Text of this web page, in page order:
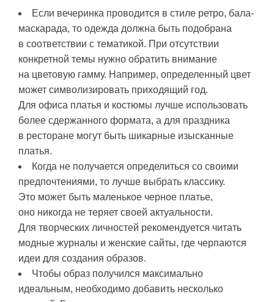
Если вечеринка проводится в стиле ретро, бала-
маскарада, то одежда должна быть подобрана
в соответствии с тематикой. При отсутствии
конкретной темы нужно обратить внимание
на цветовую гамму. Например, определенный цвет
может символизировать приходящий год.
Для офиса платья и костюмы лучше использовать
более сдержанного формата, а для праздника
в ресторане могут быть шикарные изысканные
платья.
Когда не получается определиться со своими
предпочтениями, то лучше выбрать классику.
Это может быть маленькое черное платье,
оно никогда не теряет своей актуальности.
Для творческих личностей рекомендуется читать
модные журналы и женские сайты, где черпаются
идеи для создания образов.
Чтобы образ получился максимально
идеальным, необходимо добавить несколько